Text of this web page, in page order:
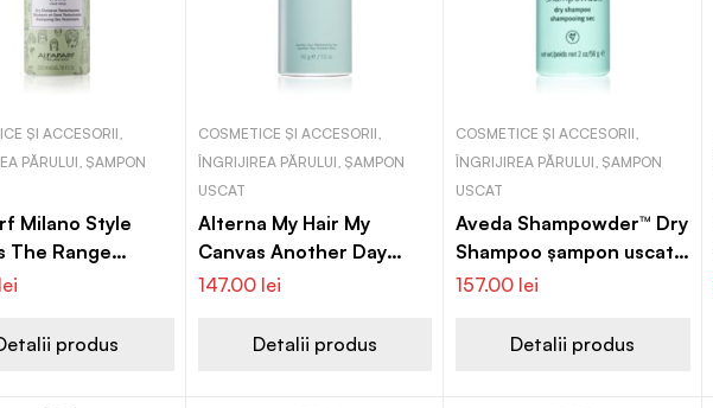
ȘI ACCESORII,
PĂRULUI, ȘAMPON
Milano Style
The Range
sampon
lei
produs
COSMETICE ȘI ACCESORII,
ÎNGRIJIREA PĂRULUI, ȘAMPON
USCAT
Alterna My Hair My
Canvas Another Day
șampon uscat cu caviar
147.00 lei
Detalii produs
COSMETICE ȘI ACCESORII,
ÎNGRIJIREA PĂRULUI, ȘAMPON
USCAT
Aveda Shampowder™ Dry
Shampoo șampon uscat
înviorător
157.00 lei
Detalii produs